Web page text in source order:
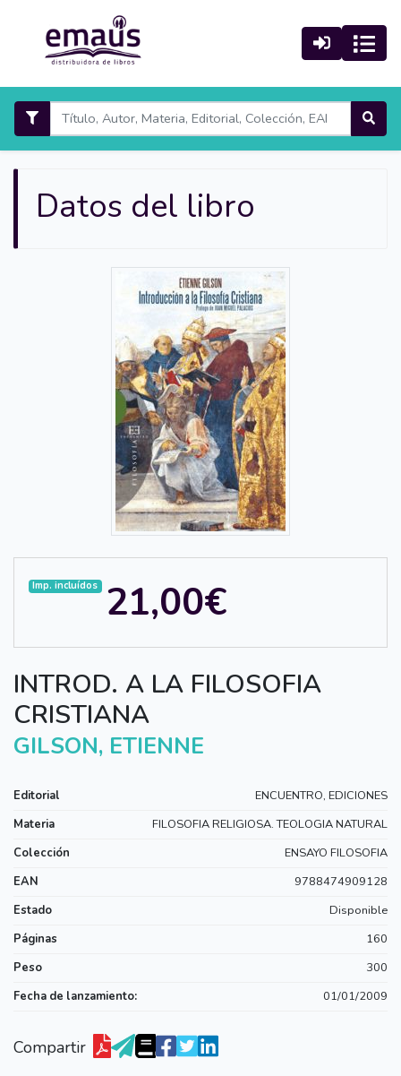
Datos del libro
INTROD. A LA FILOSOFIA
CRISTIANA
GILSON, ETIENNE
Editorial
ENCUENTRO, EDICIONES
Materia
FILOSOFIA RELIGIOSA. TEOLOGIA NATURAL
Colección
ENSAYO FILOSOFIA
EAN
9788474909128
Estado
Disponible
Páginas
160
Peso
300
Fecha de lanzamiento:
01/01/2009
Compartir
Imp. incluídos 21,00€